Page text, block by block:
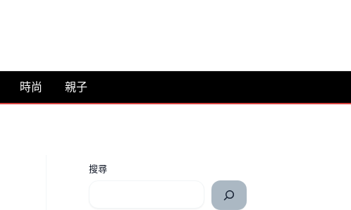
時尚 親子
搜尋